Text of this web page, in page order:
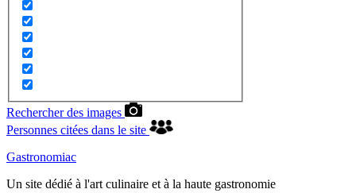
Rechercher des images
Personnes citées dans le site
Gastronomiac
Un site dédié à l'art culinaire et à la haute gastronomie